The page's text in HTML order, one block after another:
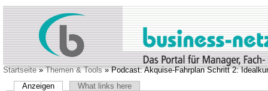
Startseite»Themen & Tools» Podcast: Akquise-Fahrplan Schritt 2:
Anzeigen
What links here